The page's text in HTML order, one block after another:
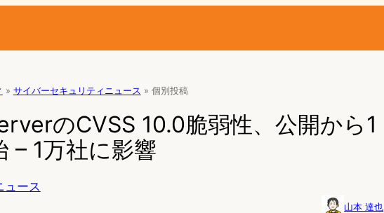
» サイバーセキュリティニュース » 個別投稿
のCVSS 10.0脆弱性、公開から1
– 1万社に影響
ュース
山本 達也